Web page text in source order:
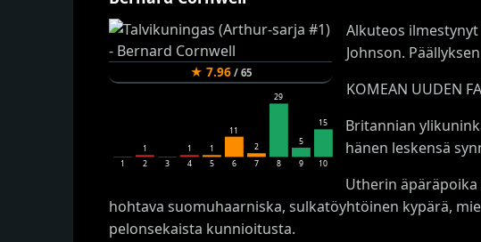
★ 7.96/ 65
1
1
2 3
1
4
1
5
11
6
2
7
29
8
5
9
15
10
Alkuteos ilmestynyt
Johnson.
KOMEAN UUDEN
Britannian
hänen leskensä
Utherin
hohtava suomuhaarniska, sulkatöyhtöinen kypärä,
pelonsekaista kunnioitusta.